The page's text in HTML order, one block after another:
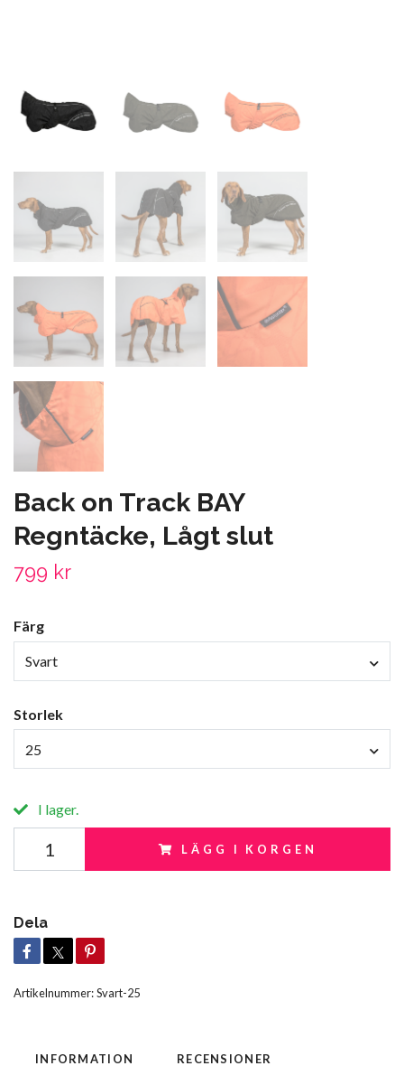
Back on Track BAY
Regntäcke, Lågt slut
799 kr
Färg
Svart
Storlek
25
I lager.
LÄGG I KORGEN
Dela
Artikelnummer:Svart-25
INFORMATION RECENSIONER